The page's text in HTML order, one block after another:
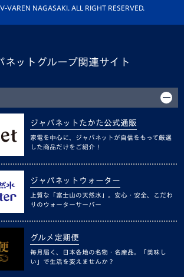
動
VAREN NAGASAKI. ALL RIGHT RESERVED.
ネットグループ関連サイト
ジャパネットたかた公式通販
家電を中心に、ジャパネットが自信をもって厳選
した商品だけをご紹介！
ジャパネットウォーター
上質な「富士山の天然水」。安心・安全、こだわ
りのウォーターサーバー
グルメ定期便
毎月届く、日本各地の名物・名産品。「美味し
い」で生活を変えませんか？